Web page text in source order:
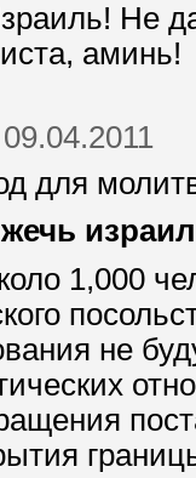
Не
аминь!
для
1,000
не